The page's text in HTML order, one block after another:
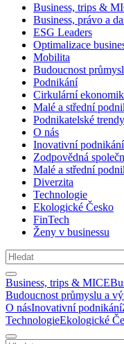
Business, trips &
Business, právo a
ESG Leaders
Optimalizace
Mobilita
Budoucnost
Podnikání
Cirkulární
Malé a střední
Podnikatelské trendy
O nás
Inovativní podnikání
Zodpovědná
Malé a střední
Diverzita
Technologie
Ekologické Česko
FinTech
Ženy v businessu
Business, trips & MICE
Budoucnost průmyslu a
O násInovativní podnikání
TechnologieEkologické